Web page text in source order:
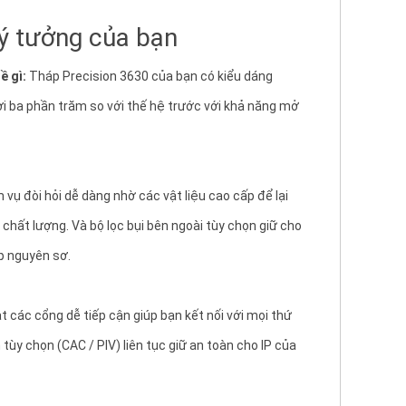
tưởng của bạn
gì: Tháp Precision 3630 của bạn có kiểu dáng
ba phần trăm so với thế hệ trước với khả năng mở
vụ đòi hỏi dễ dàng nhờ các vật liệu cao cấp để lại
lượng. Và bộ lọc bụi bên ngoài tùy chọn giữ cho
nguyên sơ.
các cổng dễ tiếp cận giúp bạn kết nối với mọi thứ
chọn (CAC / PIV) liên tục giữ an toàn cho IP của